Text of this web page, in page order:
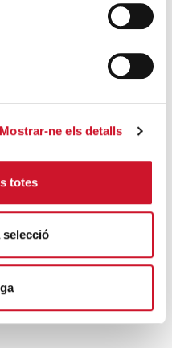
Mostrar-ne els detalls
totes
selecció
la corona
el confinament
en situació de